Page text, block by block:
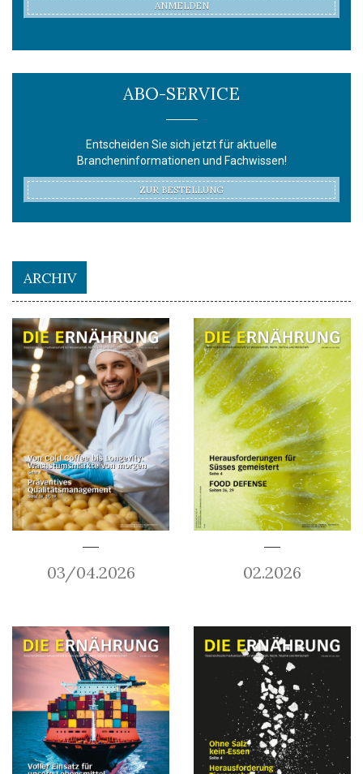
ANMELDEN
ABO-SERVICE
Entscheiden Sie sich jetzt für aktuelle
Brancheninformationen und Fachwissen!
ZUR BESTELLUNG
ARCHIV
03/04.2026 02.2026